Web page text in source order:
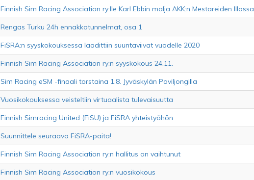
Finnish Sim Racing Association ry:lle Karl Ebbin malja AKK:n Mestareiden Illassa
Rengas Turku 24h ennakkotunnelmat, osa 1
FiSRA:n syyskokouksessa laadittiin suuntaviivat vuodelle 2020
Finnish Sim Racing Association ry:n syyskokous 24.11.
Sim Racing eSM -finaali torstaina 1.8. Jyväskylän Paviljongilla
Vuosikokouksessa veisteltiin virtuaalista tulevaisuutta
Finnish Simracing United (FiSU) ja FiSRA yhteistyöhön
Suunnittele seuraava FiSRA-paita!
Finnish Sim Racing Association ry:n hallitus on vaihtunut
Finnish Sim Racing Association ry:n vuosikokous